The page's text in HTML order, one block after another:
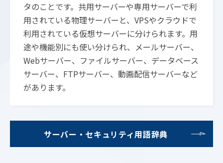
タのことです。共用サーバーや専用サーバーで利
用されている物理サーバーと、VPSやクラウドで
利用されている仮想サーバーに分けられます。用
途や機能別にも使い分けられ、メールサーバー、
Webサーバー、ファイルサーバー、データベース
サーバー、FTPサーバー、動画配信サーバーなど
があります。
サーバー・セキュリティ用語辞典